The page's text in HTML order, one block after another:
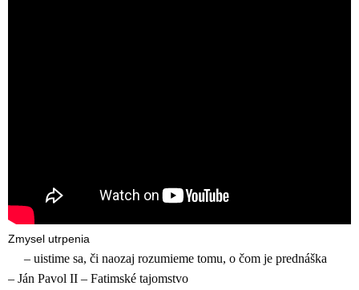
Zmysel utrpenia
– uistime sa, či naozaj rozumieme tomu, o čom je prednáška
– Ján Pavol II – Fatimské tajomstvo